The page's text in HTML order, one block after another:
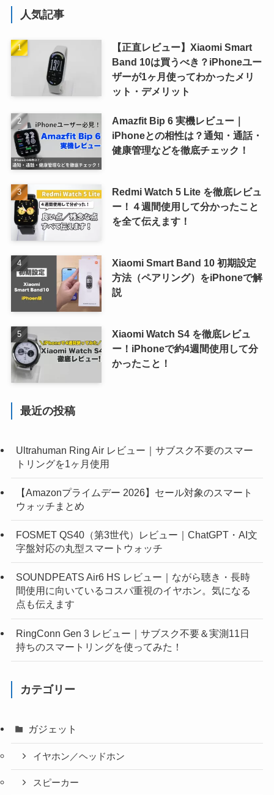
人気記事
【正直レビュー】Xiaomi Smart
Band 10は買うべき？iPhoneユー
ザーが1ヶ月使ってわかったメリ
ット・デメリット
Amazfit Bip 6 実機レビュー｜
iPhoneとの相性は？通知・通話・
健康管理などを徹底チェック！
Redmi Watch 5 Lite を徹底レビュ
ー！４週間使用して分かったこと
を全て伝えます！
Xiaomi Smart Band 10 初期設定
方法（ペアリング）をiPhoneで解
説
Xiaomi Watch S4 を徹底レビュ
ー！iPhoneで約4週間使用して分
かったこと！
最近の投稿
Ultrahuman Ring Air レビュー｜サブスク不要のスマー
トリングを1ヶ月使用
【Amazonプライムデー 2026】セール対象のスマート
ウォッチまとめ
FOSMET QS40（第3世代）レビュー｜ChatGPT・AI文
字盤対応の丸型スマートウォッチ
SOUNDPEATS Air6 HS レビュー｜ながら聴き・長時
間使用に向いているコスパ重視のイヤホン。気になる
点も伝えます
RingConn Gen 3 レビュー｜サブスク不要＆実測11日
持ちのスマートリングを使ってみた！
カテゴリー
ガジェット
イヤホン／ヘッドホン
スピーカー